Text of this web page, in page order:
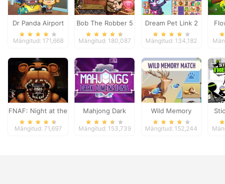
Dr Panda Airport
Mängitud: 171,668
Bob The Robber 5
Temple Adventure
Mängitud: 180,087
Dream Pet Link 2
Mängitud: 134,182
FNAF: Night at the
Dentist
Mängitud: 71,697
Mahjong Dark
Dimensions
Mängitud: 153,739
Wild Memory
Mängitud: 152,244